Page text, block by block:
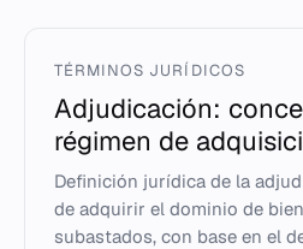
TÉRMINOS JURÍDICOS
Adjudicación:
régimen de
Definición jurídica de la
de adquirir el dominio de
subastados, con base en el